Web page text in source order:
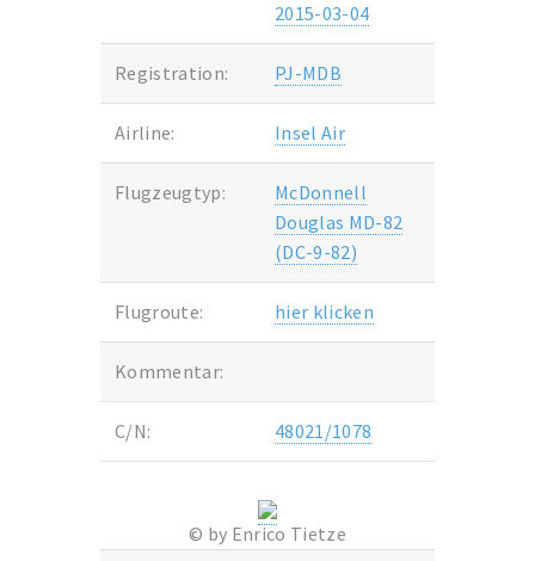
2015-03-04
Registration: PJ-MDB
Airline: Insel Air
Flugzeugtyp:
McDonnell
Douglas MD-82
(DC-9-82)
Flugroute: hier klicken
Kommentar:
C/N: 48021/1078
© by Enrico Tietze